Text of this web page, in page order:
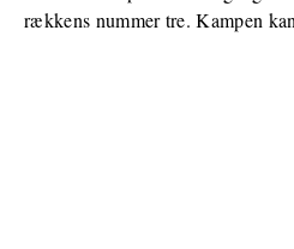
rækkens nummer tre. Kampen